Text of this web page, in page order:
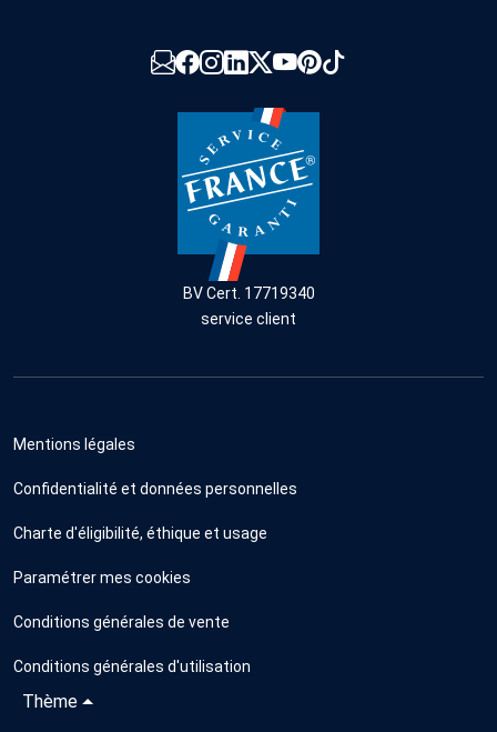
BV Cert. 17719340
service client
Mentions légales
Confidentialité et données personnelles
Charte d'éligibilité, éthique et usage
Paramétrer mes cookies
Conditions générales de vente
Conditions générales d'utilisation
Thème